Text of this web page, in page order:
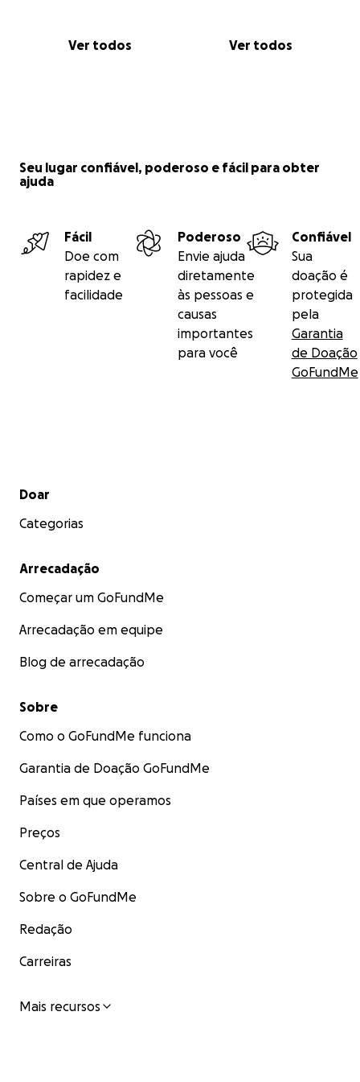
Ver todos Ver todos
Seu lugar confiável, poderoso e fácil para obter
ajuda
Fácil
Doe com
rapidez e
facilidade
Poderoso
Envie ajuda
diretamente
às pessoas e
causas
importantes
para você
Confiável
Sua
doação é
protegida
pela
Garantia
de Doação
GoFundMe
Menu secundário
Doar
Categorias
Arrecadação
Começar um GoFundMe
Arrecadação em equipe
Blog de arrecadação
Sobre
Como o GoFundMe funciona
Garantia de Doação GoFundMe
Países em que operamos
Preços
Central de Ajuda
Sobre o GoFundMe
Redação
Carreiras
Mais recursos